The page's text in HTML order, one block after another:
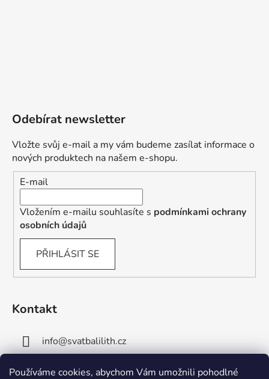
Používáme cookies, abychom Vám umožnili pohodlné
Odebírat newsletter
Vložte svůj e-mail a my vám budeme zasílat informace o
nových produktech na našem e-shopu.
E-mail
Vložením e-mailu souhlasíte s podmínkami ochrany
osobních údajů
PŘIHLÁSIT SE
Kontakt
info@svatbalilith.cz
+420 778 745 219